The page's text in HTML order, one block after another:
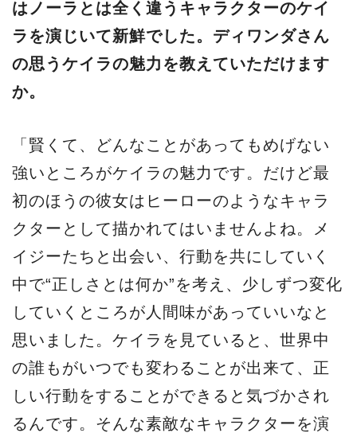
はノーラとは全く違うキャラクターのケイ
ラを演じいて新鮮でした。ディワンダさん
の思うケイラの魅力を教えていただけます
か。
「賢くて、どんなことがあってもめげない
強いところがケイラの魅力です。だけど最
初のほうの彼女はヒーローのようなキャラ
クターとして描かれてはいませんよね。メ
イジーたちと出会い、行動を共にしていく
中で“正しさとは何か”を考え、少しずつ変化
していくところが人間味があっていいなと
思いました。ケイラを見ていると、世界中
の誰もがいつでも変わることが出来て、正
しい行動をすることができると気づかされ
るんです。そんな素敵なキャラクターを演